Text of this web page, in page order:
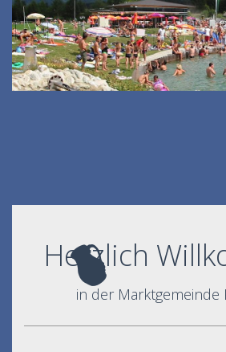
Herzlich
in der Marktgemeinde